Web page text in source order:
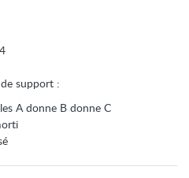
support :
A donne B donne C